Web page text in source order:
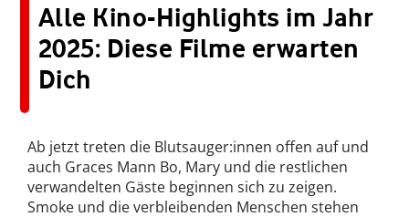
Alle Kino-Highlights im Jahr
2025: Diese Filme erwarten
Dich
Ab jetzt treten die Blutsauger:innen offen auf und
auch Graces Mann Bo, Mary und die restlichen
verwandelten Gäste beginnen sich zu zeigen.
Smoke und die verbleibenden Menschen stehen